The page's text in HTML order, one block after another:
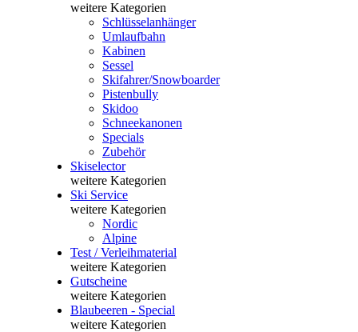
weitere Kategorien
Schlüsselanhänger
Umlaufbahn
Kabinen
Sessel
Skifahrer/Snowboarder
Pistenbully
Skidoo
Schneekanonen
Specials
Zubehör
Skiselector
weitere Kategorien
Ski Service
weitere Kategorien
Nordic
Alpine
Test / Verleihmaterial
weitere Kategorien
Gutscheine
weitere Kategorien
Blaubeeren - Special
weitere Kategorien